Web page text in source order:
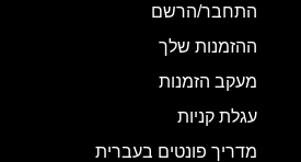
התחבר/הרשם
ההזמנות שלך
מעקב הזמנות
עגלת קניות
מדריך פונטים בעברית